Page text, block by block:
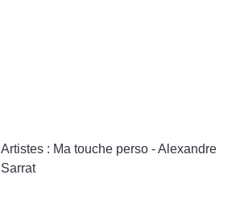
Artistes : Ma touche perso - Alexandre
Sarrat